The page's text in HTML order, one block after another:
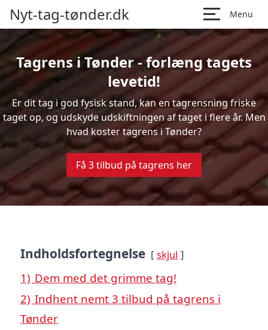
Nyt-tag-tønder.dk Menu
Tagrens i Tønder - forlæng tagets
levetid!
Er dit tag i god fysisk stand, kan en tagrensning friske
taget op, og udskyde udskiftningen af taget i flere år. Men
hvad koster tagrens i Tønder?
Få 3 tilbud på tagrens her
Indholdsfortegnelse skjul
1) Dem med det grimme tag!
2) Indhent nemt 3 tilbud på tagrens i
Tønder